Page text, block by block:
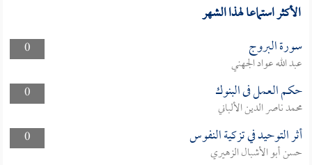
الأكثر استماعا لهذا الشهر
0 سورة البروج
عبد الله عواد الجهني
0
حكم العمل فى البنوك
محمد ناصر الدين الألباني
0
أثر التوحيد في تزكية النفوس
حسن أبو الأشبال الزهيري